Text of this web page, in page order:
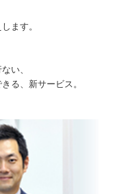
ます。
い、
る、新サービス。